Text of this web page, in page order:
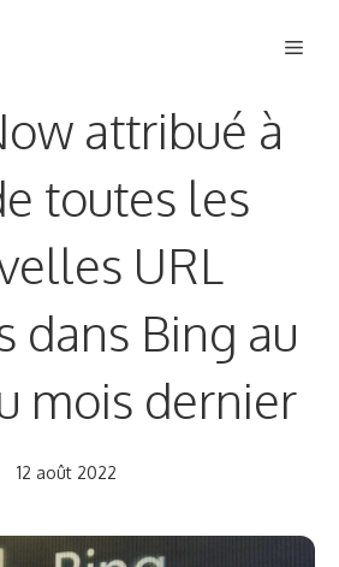
attribué à
toutes les
URL
dans Bing au
mois dernier
12 août 2022